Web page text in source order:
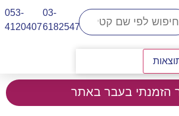
03-
6182547
053-
4120407​
הזמנתי בעבר באתר